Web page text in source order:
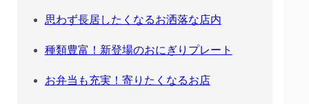
思わず長居したくなるお洒落な店内
種類豊富！新登場のおにぎりプレート
お弁当も充実！寄りたくなるお店